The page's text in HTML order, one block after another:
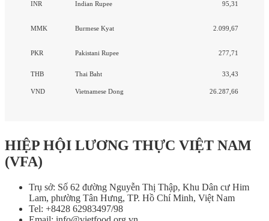
INR Indian Rupee 95,31
MMK Burmese Kyat 2.099,67
PKR Pakistani Rupee 277,71
THB Thai Baht 33,43
VND Vietnamese Dong 26.287,66
HIỆP HỘI LƯƠNG THỰC VIỆT NAM
(VFA)
Trụ sở: Số 62 đường Nguyễn Thị Thập, Khu Dân cư Him
Lam, phường Tân Hưng, TP. Hồ Chí Minh, Việt Nam
Tel: +8428 62983497/98